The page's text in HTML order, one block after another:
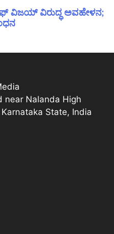
ವಿಜಯ್ ವಿರುದ್ಧ ಅವಹೇಳನ;
near Nalanda High
State, India